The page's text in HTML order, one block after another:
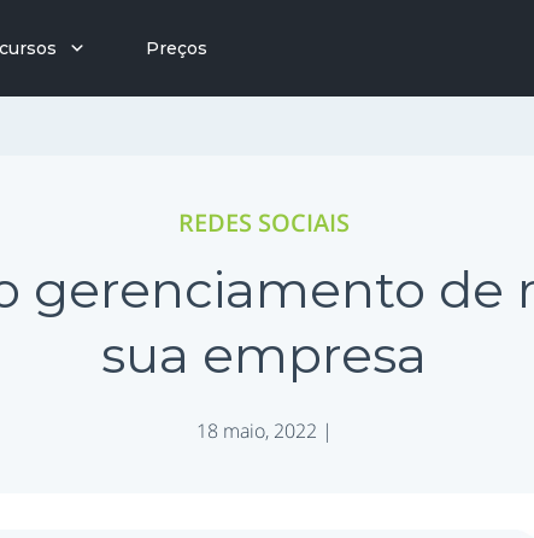
Preços
REDES SOCIAIS
gerenciamento de
sua empresa
18 maio, 2022 |